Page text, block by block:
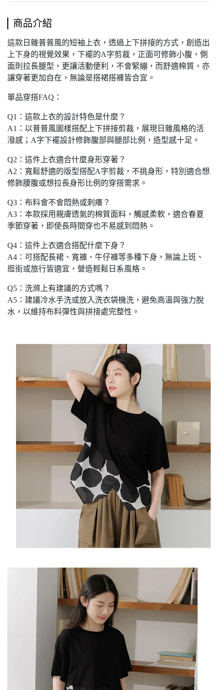
商品介紹
這款日雜普普風的短袖上衣，透過上下拼接的方式，創造出
上下身的視覺效果，下襬的A字剪裁，正面可修飾小腹，側
面則拉長腿型，更讓活動便利，不會緊繃，而舒適棉質，亦
讓穿著更加自在，無論是搭裙搭褲皆合宜。
單品穿搭FAQ：
Q1：這款上衣的設計特色是什麼？
A1：以普普風圖樣搭配上下拼接剪裁，展現日雜風格的活
潑感；A字下襬設計修飾腹部與腿部比例，造型感十足。
Q2：這件上衣適合什麼身形穿著？
A2：寬鬆舒適的版型搭配A字剪裁，不挑身形，特別適合想
修飾腰腹或想拉長身形比例的穿搭需求。
Q3：布料會不會悶熱或刺癢？
A3：本款採用親膚透氣的棉質面料，觸感柔軟，適合春夏
季節穿著，即使長時間穿也不易感到悶熱。
Q4：這件上衣適合搭配什麼下身？
A4：可搭配長裙、寬褲、牛仔褲等多種下身，無論上班、
逛街或旅行皆適宜，營造輕鬆日系風格。
Q5：洗滌上有建議的方式嗎？
A5：建議冷水手洗或放入洗衣袋機洗，避免高溫與強力脫
水，以維持布料彈性與拼接處完整性。